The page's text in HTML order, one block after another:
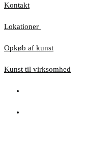
Kontakt
Lokationer
Opkøb af kunst
Kunst til virksomhed